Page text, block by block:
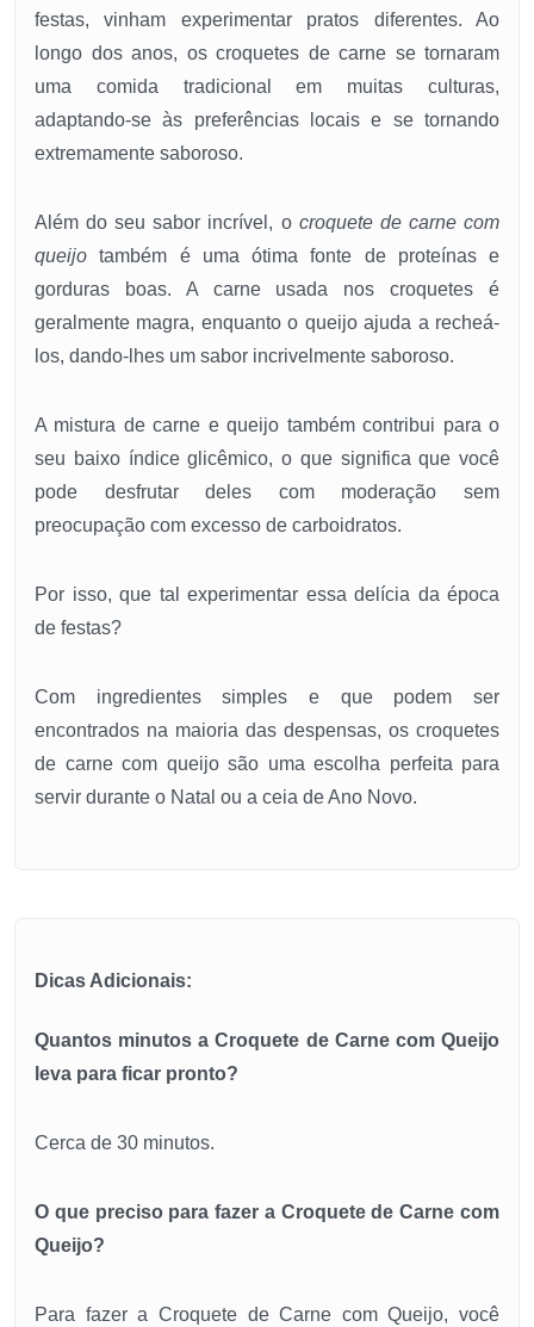
festas, vinham experimentar pratos diferentes. Ao
longo dos anos, os croquetes de carne se tornaram
uma comida tradicional em muitas culturas,
adaptando-se às preferências locais e se tornando
extremamente saboroso.
Além do seu sabor incrível, o croquete de carne com
queijo também é uma ótima fonte de proteínas e
gorduras boas. A carne usada nos croquetes é
geralmente magra, enquanto o queijo ajuda a recheá-
los, dando-lhes um sabor incrivelmente saboroso.
A mistura de carne e queijo também contribui para o
seu baixo índice glicêmico, o que significa que você
pode desfrutar deles com moderação sem
preocupação com excesso de carboidratos.
Por isso, que tal experimentar essa delícia da época
de festas?
Com ingredientes simples e que podem ser
encontrados na maioria das despensas, os croquetes
de carne com queijo são uma escolha perfeita para
servir durante o Natal ou a ceia de Ano Novo.
Dicas Adicionais:
Quantos minutos a Croquete de Carne com Queijo
leva para ficar pronto?
Cerca de 30 minutos.
O que preciso para fazer a Croquete de Carne com
Queijo?
Para fazer a Croquete de Carne com Queijo, você